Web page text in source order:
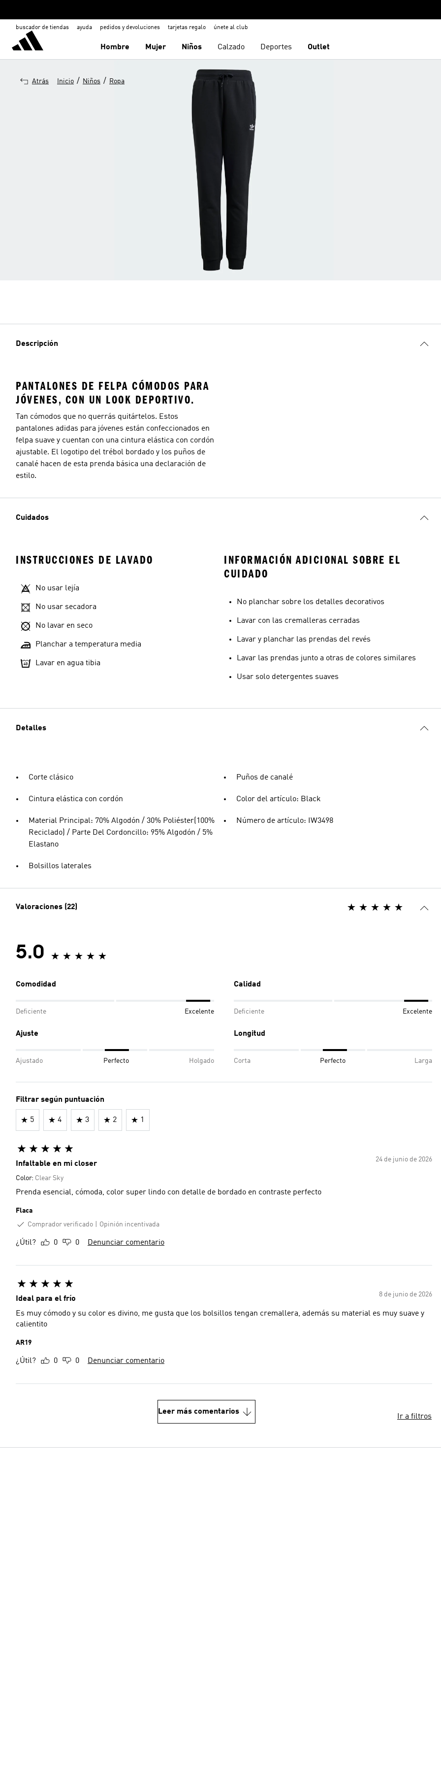
buscador de tiendas ayuda pedidos y devoluciones tarjetas regalo únete al club
Hombre Mujer Niños Calzado Deportes Outlet
Atrás Inicio / Niños / Ropa
Descripción
PANTALONES DE FELPA CÓMODOS PARA
JÓVENES, CON UN LOOK DEPORTIVO.
Tan cómodos que no querrás quitártelos. Estos
pantalones adidas para jóvenes están confeccionados en
felpa suave y cuentan con una cintura elástica con cordón
ajustable. El logotipo del trébol bordado y los puños de
canalé hacen de esta prenda básica una declaración de
estilo.
Cuidados
INSTRUCCIONES DE LAVADO
No usar lejía
No usar secadora
No lavar en seco
Planchar a temperatura media
Lavar en agua tibia
INFORMACIÓN ADICIONAL SOBRE EL
CUIDADO
No planchar sobre los detalles decorativos
Lavar con las cremalleras cerradas
Lavar y planchar las prendas del revés
Lavar las prendas junto a otras de colores similares
Usar solo detergentes suaves
Detalles
Corte clásico
Cintura elástica con cordón
Material Principal: 70% Algodón / 30% Poliéster(100%
Reciclado) / Parte Del Cordoncillo: 95% Algodón / 5%
Elastano
Bolsillos laterales
Puños de canalé
Color del artículo: Black
Número de artículo: IW3498
Valoraciones (22)
5.0
Comodidad
Deficiente Excelente
Calidad
Deficiente Excelente
Ajuste
Ajustado Perfecto Holgado
Longitud
Corta Perfecto Larga
Filtrar según puntuación
5 4 3 2 1
24 de junio de 2026
Infaltable en mi closer
Color: Clear Sky
Prenda esencial, cómoda, color super lindo con detalle de bordado en contraste perfecto
Flaca
Comprador verificado
Opinión incentivada
¿Útil? 0 0 Denunciar comentario
8 de junio de 2026
Ideal para el frío
Es muy cómodo y su color es divino, me gusta que los bolsillos tengan cremallera, además su material es muy suave y
calientito
AR19
¿Útil? 0 0 Denunciar comentario
Leer más comentarios
Ir a filtros